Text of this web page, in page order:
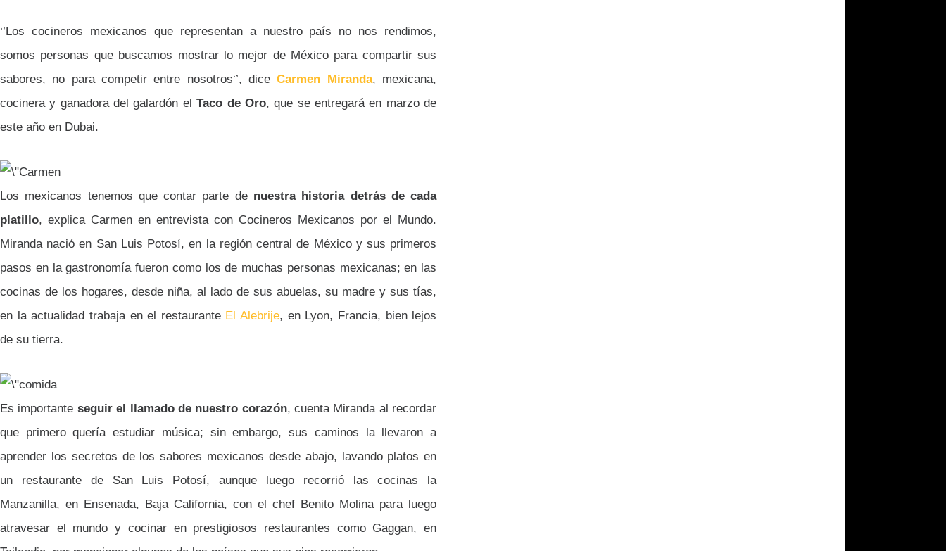
‘’Los cocineros mexicanos que representan a nuestro país no nos rendimos,
somos personas que buscamos mostrar lo mejor de México para compartir sus
sabores, no para competir entre nosotros‘’, diceCarmen Miranda, mexicana,
cocinera y ganadora del galardón elTaco de Oro, que se entregará en marzo de
este año en Dubai.
Los mexicanos tenemos que contar parte de nuestra historia detrás de cada
platillo, explica Carmen en entrevista con Cocineros Mexicanos por el Mundo.
Miranda nació en San Luis Potosí, en la región central de México y sus primeros
pasos en la gastronomía fueron como los de muchas personas mexicanas; en las
cocinas de los hogares, desde niña, al lado de sus abuelas, su madre y sus tías,
en la actualidad trabaja en el restaurante El Alebrije, en Lyon, Francia, bien lejos
de su tierra.
Es importante seguir el llamado de nuestro corazón, cuenta Miranda al recordar
que primero quería estudiar música; sin embargo, sus caminos la llevaron a
aprender los secretos de los sabores mexicanos desde abajo, lavando platos en
un restaurante de San Luis Potosí, aunque luego recorrió las cocinas la
Manzanilla, en Ensenada, Baja California, con el chef Benito Molina para luego
atravesar el mundo y cocinar en prestigiosos restaurantes como Gaggan, en